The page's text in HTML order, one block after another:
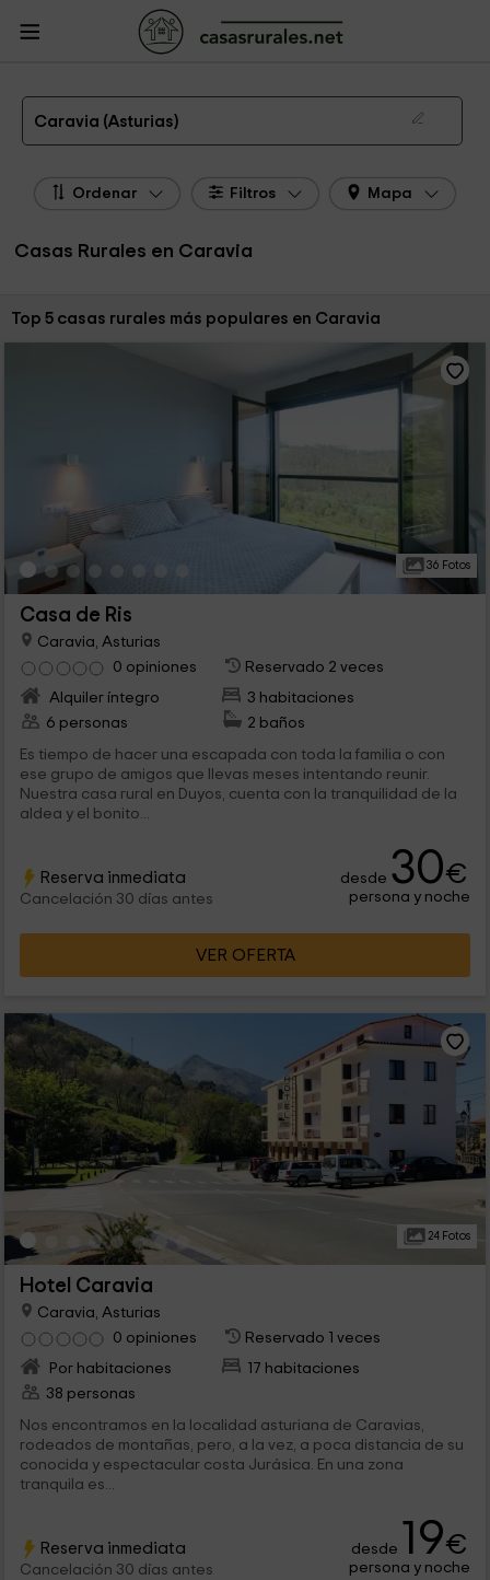
Casas Rurales
Caravia
Las 5 mejores casas rurales en Caravia de 2026
Caravia (Asturias)
Ordenar Filtros Mapa
Casas Rurales en Caravia
Ordenar por:
Top 5 casas rurales más populares en Caravia
36 Fotos
Casa de Ris
Caravia, Asturias
0 opiniones
Reservado 2 veces
Alquiler íntegro
3 habitaciones
6 personas
2 baños
Es tiempo de hacer una escapada con toda la familia o con
ese grupo de amigos que llevas meses intentando reunir.
Nuestra casa rural en Duyos, cuenta con la tranquilidad de la
aldea y el bonito...
Reserva inmediata
Cancelación 30 días antes
desde 30€
persona y noche
VER OFERTA
24 Fotos
Hotel Caravia
Caravia, Asturias
0 opiniones
Reservado 1 veces
Por habitaciones
17 habitaciones
38 personas
Nos encontramos en la localidad asturiana de Caravias,
rodeados de montañas, pero, a la vez, a poca distancia de su
conocida y espectacular costa Jurásica. En una zona
tranquila es...
Reserva inmediata
Cancelación 30 días antes
desde 19€
persona y noche